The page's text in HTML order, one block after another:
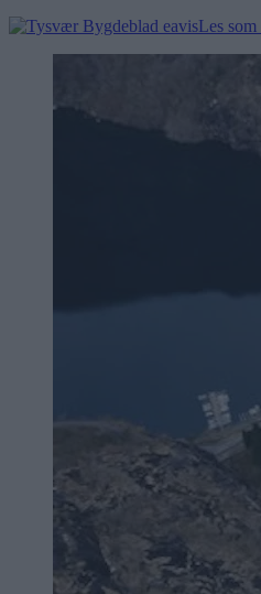
Les som